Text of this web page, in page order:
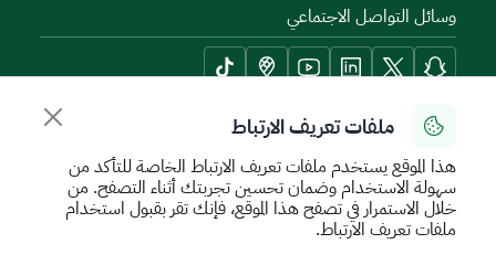
ملفات تعريف الارتباط
هذا الموقع يستخدم ملفات تعريف الارتباط الخاصة للتأكد من
سهولة الاستخدام وضمان تحسين تجربتك أثناء التصفح. من
خلال الاستمرار في تصفح هذا الموقع، فإنك تقر بقبول استخدام
ملفات تعريف الارتباط.
وسائل التواصل الاجتماعي
أدوات الإتاحة وامكانية الوصول